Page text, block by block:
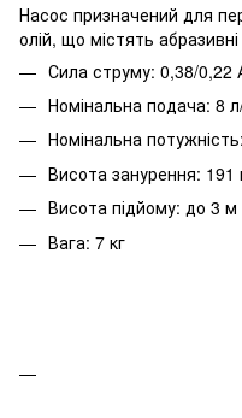
Насос призначений для
олій, що містять
Сила струму: 0,38/0,22
Номінальна подача: 8
Номінальна
Висота занурення:
Висота підйому: до 3 м
Вага: 7 кг